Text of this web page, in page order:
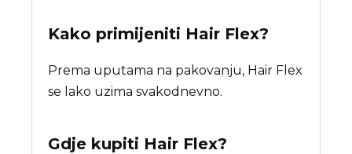
Kako primijeniti Hair Flex?
Prema uputama na pakovanju, Hair Flex
se lako uzima svakodnevno.
Gdje kupiti Hair Flex?